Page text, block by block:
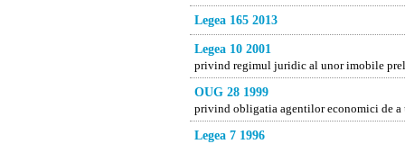
Legea 165 2013
Legea 10 2001
privind regimul juridic al unor imobile
OUG 28 1999
privind obligatia agentilor economici de a
Legea 7 1996